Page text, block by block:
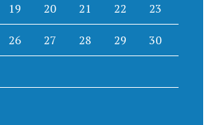
19 20 21 22 23
26 27 28 29 30